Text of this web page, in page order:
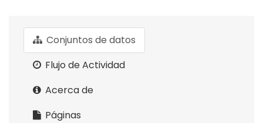
Conjuntos de datos
Flujo de Actividad
Acerca de
Páginas